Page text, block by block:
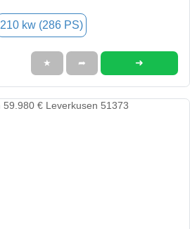
210 kw (286 PS)
★ ➦ ➜